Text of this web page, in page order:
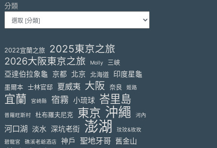
分類
2022宜蘭之旅 2025東京之旅
2026大阪東京之旅 Molly 三峽
亞達伯拉象龜 京都 北京 北海道 印度星龜
墨爾本 士林官邸 夏威夷 大阪 奈良 姬路
宜蘭 宮崎縣 宿霧 小琉球 峇里島
普羅旺斯村 杜布羅夫尼克 東京 沖繩 河內
河口湖 淡水 深坑老街 澎湖
玟玟&玫玫
碧龍宮
礁溪老爺酒店 神戶 聖地牙哥 舊金山